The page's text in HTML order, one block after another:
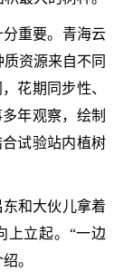
重要。青海云
资源来自不同
花期同步性、
年观察，绘制
试验站内植树
和大伙儿拿着
上立起。“一边
。